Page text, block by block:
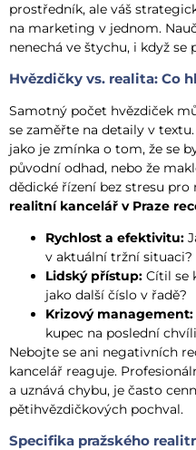
prostředník, ale váš
na marketing v jednom.
nenechá ve štychu, i když
Hvězdičky vs. realita: Co
Samotný počet hvězdiček
se zaměřte na detaily v
jako je zmínka o tom, že se
původní odhad, nebo že
dědické řízení bez stresu
realitní kancelář v Praze
Rychlost a efektivitu:
v aktuální tržní situaci?
Lidský přístup: Cítil se
jako další číslo v řadě?
Krizový management:
kupec na poslední
Nebojte se ani negativních
kancelář reaguje.
a uznává chybu, je často
pětihvězdičkových pochval.
Specifika pražského